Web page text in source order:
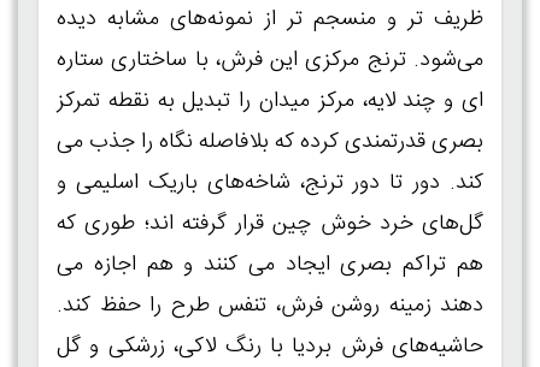
ظریف‌ تر و منسجم‌ تر از نمونه‌های مشابه دیده
می‌شود. ترنج مرکزی این فرش، با ساختاری ستاره‌
ای و چند لایه، مرکز میدان را تبدیل به نقطه تمرکز
بصری قدرتمندی کرده که بلافاصله نگاه را جذب می‌
کند. دور تا دور ترنج، شاخه‌های باریک اسلیمی و
گل‌های خرد خوش‌ چین قرار گرفته‌ اند؛ طوری که
هم تراکم بصری ایجاد می‌ کنند و هم اجازه می‌
دهند زمینه روشن فرش، تنفس طرح را حفظ کند.
حاشیه‌های فرش بردیا با رنگ لاکی، زرشکی و گل‌